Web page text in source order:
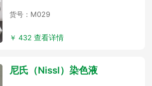
货号：M029
￥ 432查看详情
尼氏（Nissl）染色液